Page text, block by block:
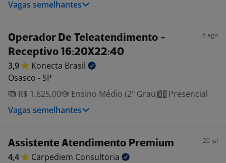
Vagas semelhantes
Operador De Teleatendimento -
Receptivo 16:20X22:40
6 ago
3,9 Konecta Brasil
Osasco - SP
R$ 1.625,00
Ensino Médio (2º Grau)
Presencial
Vagas semelhantes
Assistente Atendimento Premium 20 jul
4,4 Carpediem Consultoria